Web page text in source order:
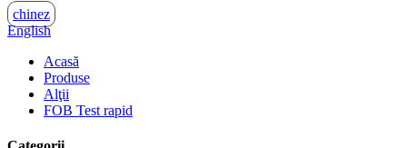
chinez
English
Acasă
Produse
Alţii
FOB Test rapid